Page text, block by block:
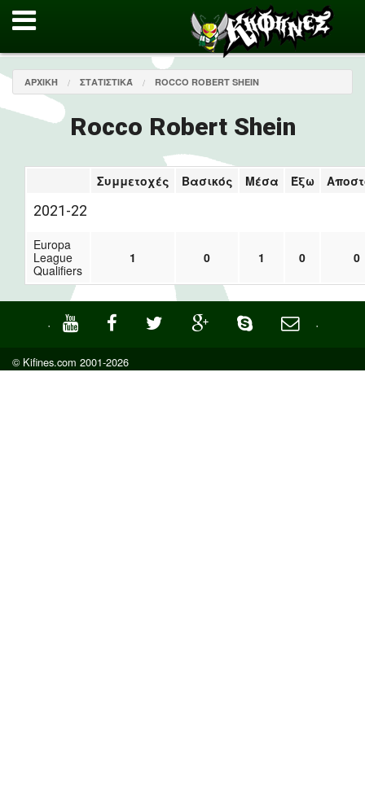
ΑΡΧΙΚΉ ΣΤΑΤΙΣΤΙΚΆ ROCCO ROBERT SHEIN
Rocco Robert Shein
Συμμετοχές Βασικός Μέσα Έξω
2021-22
Europa
League
Qualifiers
1 0 1 0 0
· ·
© Kifines.com 2001-2026